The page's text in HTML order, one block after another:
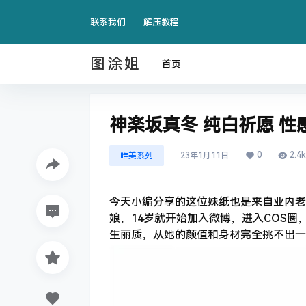
联系我们 解压教程
图涂姐 首页
神楽坂真冬 纯白祈愿 性
唯美系列 23年1月11日 0 2.4k
今天小编分享的这位妹纸也是来自业内
娘，14岁就开始加入微博，进入COS圈
生丽质，从她的颜值和身材完全挑不出